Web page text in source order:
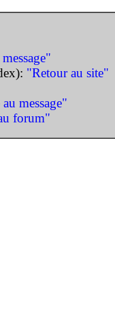
"Retour au site"
message"
forum"